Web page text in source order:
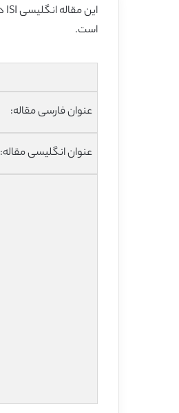
این مقاله انگلیسی ISI در نشریه IEEE در 6 صفحه در سال 2014 منتشر شده و ترجمه آن 20 صفحه میباشد. کیفیت ترجمه این مقاله ارزان – نقره ای
است.
عنوان فارسی مقاله:
عنوان انگلیسی مقاله: